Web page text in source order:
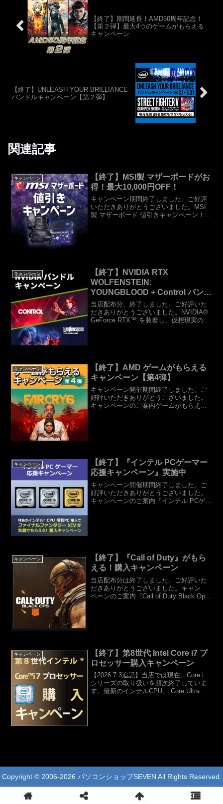
【終了】期間延長！AMD50周年記念！
【第２弾】最大4つのゲームがもらえる
キャンペーン
【終了】UNLEASH YOUR BRILLIANCE
バンドルキャンペーン【第２弾】
関連記事
キャンペーン
【終了】MSI製 マザーボードがお
得！最大10,000円OFF！
キャンペーン期間終了しました。ご好評
いただきありがとうございました。MSI
製 マザーボード 値引きキャンペーン！
キャンペーン
【終了】NVIDIA RTX
WOLFENSTEIN:
YOUNGBLOOD + Control バンド
ルキャンペーン
当店配布分、終了しました。ご好評いた
だきありがとうございました。NVIDIA®
GeForce RTX™ を装着し、仮想現実の敵
キャンペーン
【終了】AMD ゲームがもらえる
キャンペーン【第4弾】
キャンペーン開催期間終了しました。ご
好評いただきありがとうございました。
キャンペーンのご案内ゲームがもらえる
キャンペーン
【終了】『インテル PCゲーマー
応援キャンペーン』実施中
キャンペーン開催期間終了しました。ご
好評いただきありがとうございました。
キャンペーンのご案内『インテル PCゲー
キャンペーン
【終了】『Call of Duty』がもら
える！購入キャンペーン
当店配布分は終了しました。ご好評いた
だきありがとうございました。キャン
ペーンのご案内『Call of Duty:Black Ops
キャンペーン
【終了】第8世代 Intel Core i7 プ
ロセッサー購入キャンペーン
【2026.7.3追記】当店では現在、Core i
シリーズの取り扱いを順次終了していま
す。最新のインテルCPU、 Core Ultraシ
Copyright © 2006-2026 パソコンショップSEVEN All Rights Reserved.